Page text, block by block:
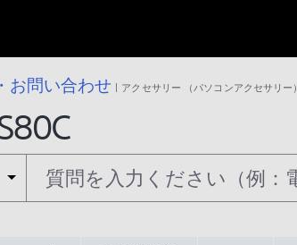
お問い合わせ アクセサリー （パソコンアクセサリー）